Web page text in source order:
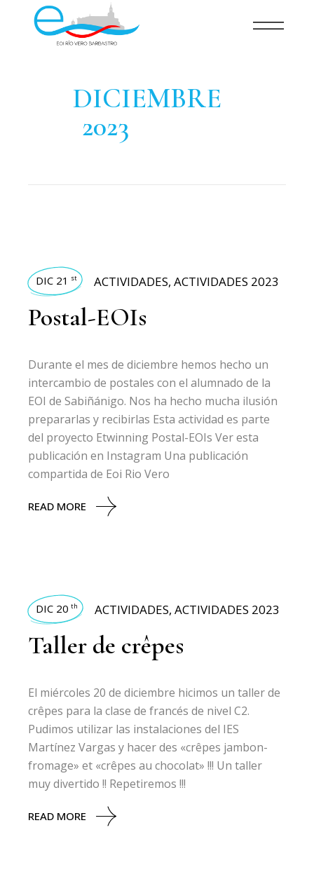
DICIEMBRE
2023
DIC 21 st ACTIVIDADES,ACTIVIDADES 2023
Postal-EOIs
Durante el mes de diciembre hemos hecho un
intercambio de postales con el alumnado de la
EOI de Sabiñánigo. Nos ha hecho mucha ilusión
prepararlas y recibirlas Esta actividad es parte
del proyecto Etwinning Postal-EOIs Ver esta
publicación en Instagram Una publicación
compartida de Eoi Rio Vero
READ MORE
DIC 20 th ACTIVIDADES,ACTIVIDADES 2023
Taller de crêpes
El miércoles 20 de diciembre hicimos un taller de
crêpes para la clase de francés de nivel C2.
Pudimos utilizar las instalaciones del IES
Martínez Vargas y hacer des «crêpes jambon-
fromage» et «crêpes au chocolat» !!! Un taller
muy divertido !! Repetiremos !!!
READ MORE